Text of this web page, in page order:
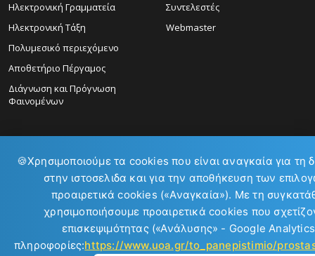
Ηλεκτρονική Γραμματεία
Ηλεκτρονική Τάξη
Πολυμεσικό περιεχόμενο
Αποθετήριο Πέργαμος
Διάγνωση και Πρόγνωση
Φαινομένων
Συντελεστές
Webmaster
ΕΠΙΚΟΙΝΩΝΙΑ:
🍪Χρησιμοποιούμε τα cookies που είναι αναγκαία για τη
στην ιστοσελιδα και για την αποθήκευση των
προαιρετικά cookies («Αναγκαία»). Με τη
χρησιμοποιήσουμε προαιρετικά cookies που
επισκεψιμότητας («Ανάλυσης» - Google
πληροφορίες:https://www.uoa.gr/to_panepistimio/